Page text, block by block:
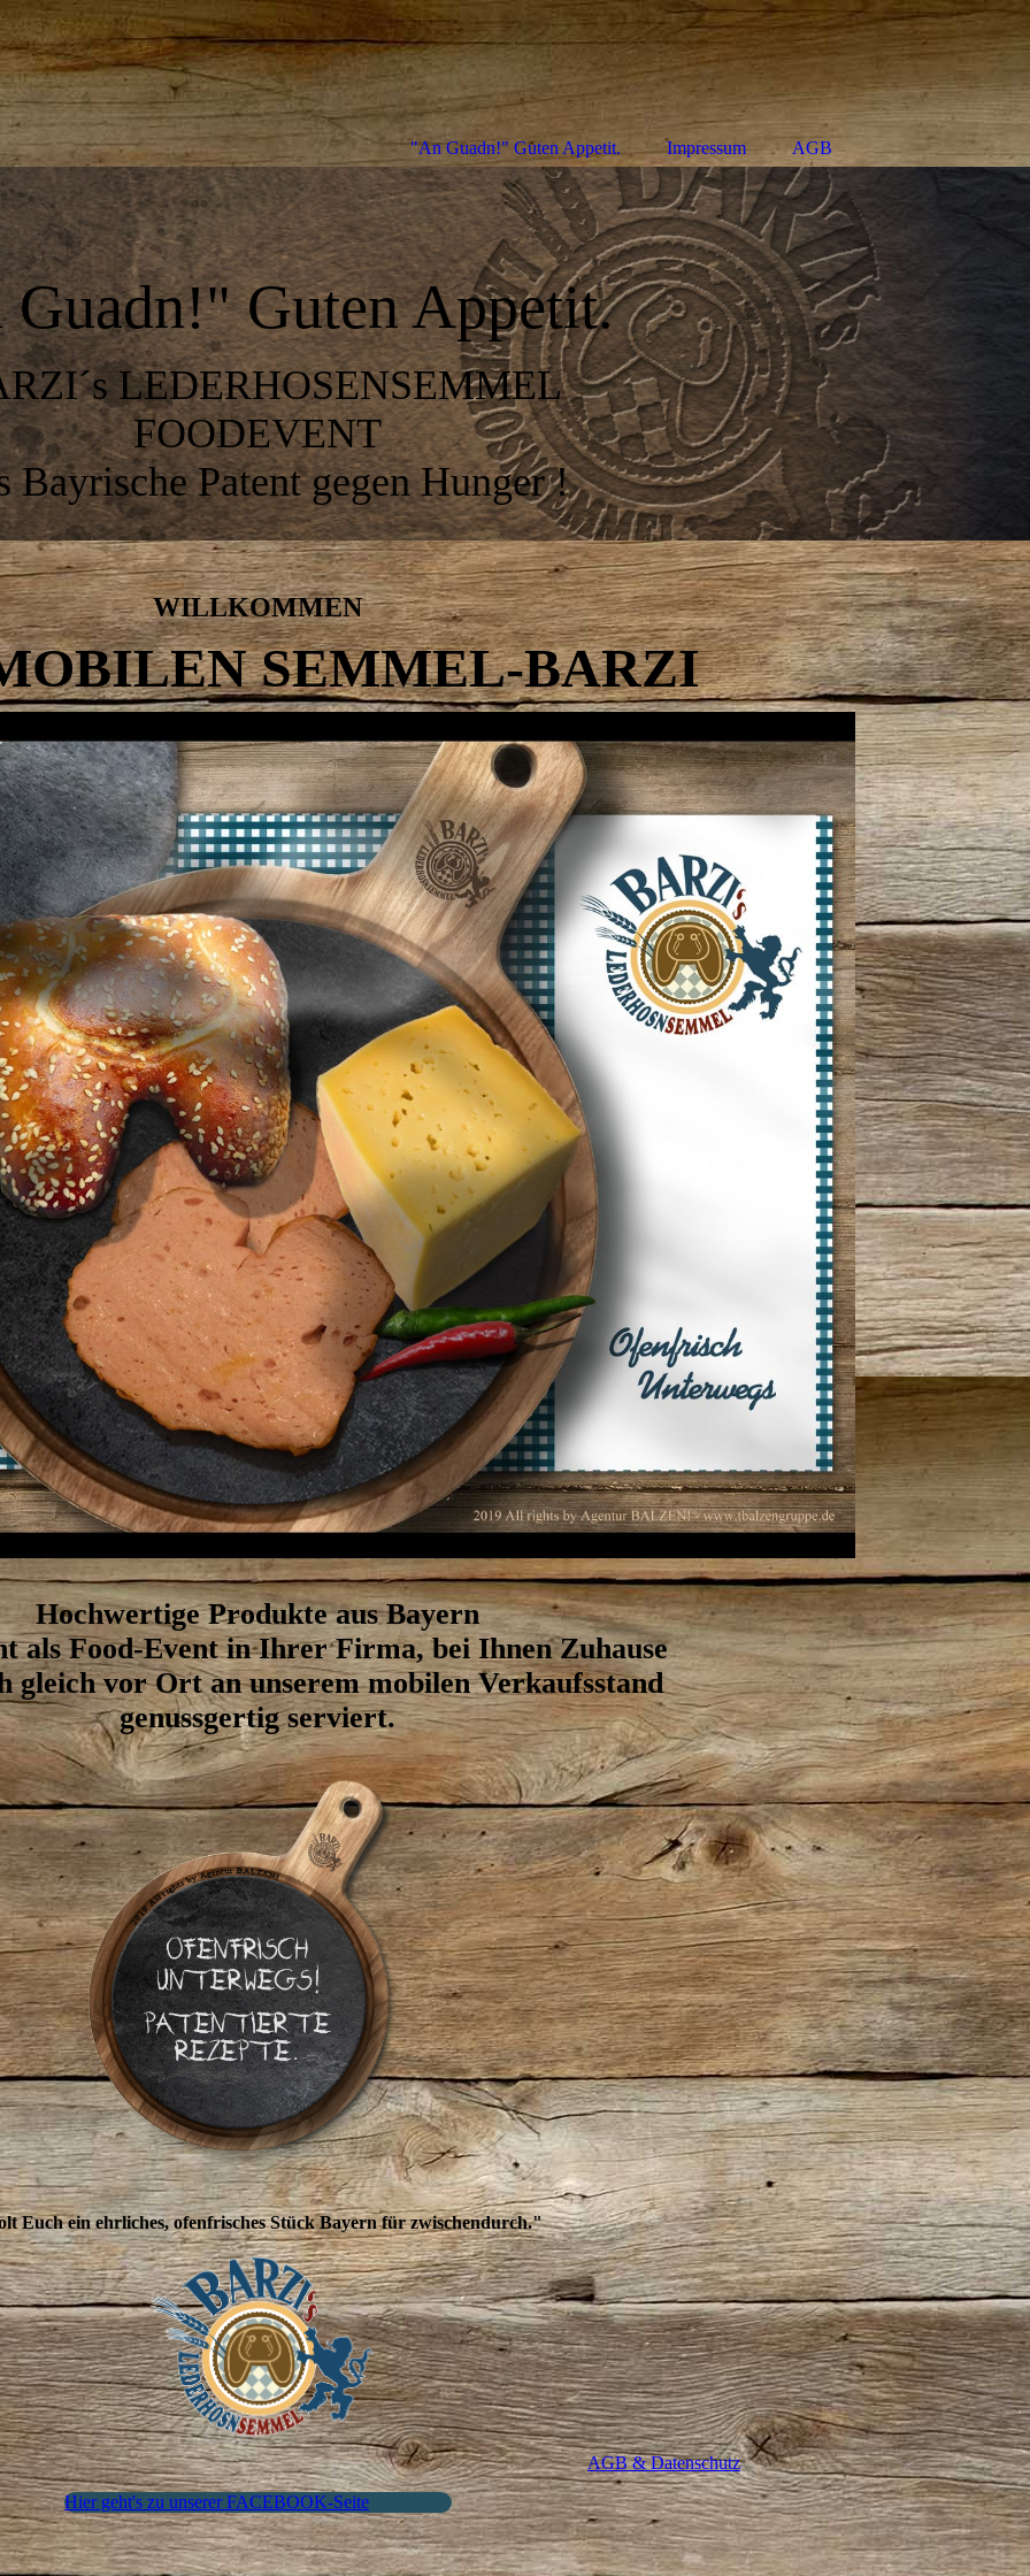
Guten Appetit.
LEDERHOSENSEMMEL
FOODEVENT
Bayrische Patent gegen Hunger !
WILLKOMMEN
SEMMEL-BARZI
Hochwertige Produkte aus Bayern
als Food-Event in Ihrer Firma, bei Ihnen Zuhause
gleich vor Ort an unserem mobilen Verkaufsstand
genussgertig serviert.
Euch ein ehrliches, ofenfrisches Stück Bayern für zwischendurch."
Hier geht's zu unserer FACEBOOK-Seite
AGB & Datenschutz
"An Guadn!" Guten Appetit. Impressum AGB